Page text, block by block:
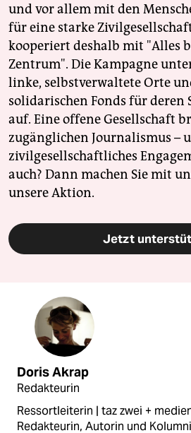
und vor allem mit den
für eine starke
kooperiert deshalb mit "Alles
Zentrum". Die Kampagne
linke, selbstverwaltete Orte
solidarischen Fonds für deren
auf. Eine offene Gesellschaft
zugänglichen Journalismus –
zivilgesellschaftliches
auch? Dann machen Sie mit
unsere Aktion.
Jetzt
Doris Akrap
Redakteurin
Ressortleiterin | taz zwei +
Redakteurin, Autorin und